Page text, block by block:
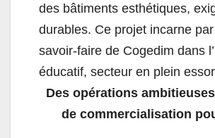
des bâtiments esthétiques,
durables. Ce projet incarne
savoir-faire de Cogedim dans
éducatif, secteur en plein
Des opérations
de commercialisation